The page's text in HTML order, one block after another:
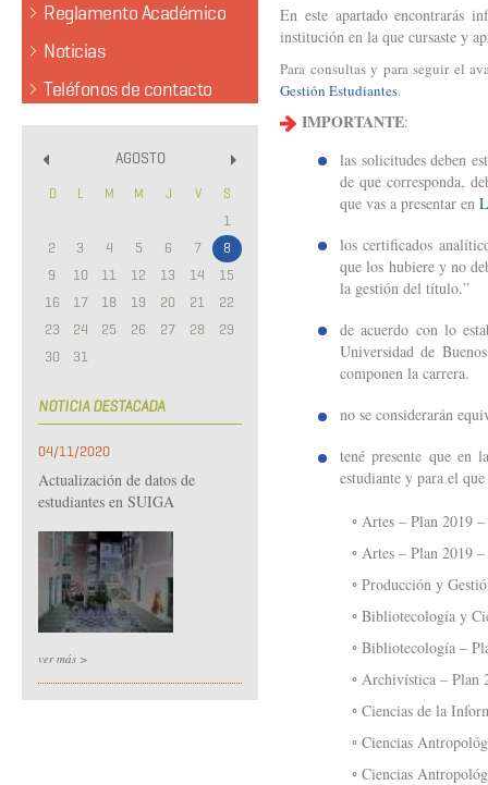
Reglamento Académico
Noticias
Teléfonos de contacto
AGOSTO
D L M M J V S
1
2
3 4 5 6 7
8
9
10 11 12 13 14
15
16
17 18 19 20 21
22
23
24 25 26 27 28
29
30
31
NOTICIA DESTACADA
04/11/2020
Actualización de datos de
estudiantes en SUIGA
ver más >
En este apartado encontrarás
institución en la que cursaste y
Para consultas y para seguir el
Gestión Estudiantes.
IMPORTANTE:
las solicitudes deben
de que corresponda,
que vas a presentar en
los certificados
que los hubiere y no
la gestión del título.”
de acuerdo con lo
Universidad de
componen la carrera.
no se considerarán
tené presente que en
estudiante y para el
◦ Artes – Plan 2019 –
◦ Artes – Plan 2019 –
◦ Producción y Gestión
◦ Bibliotecología y
◦ Bibliotecología –
◦ Archivística – Plan
◦ Ciencias de la
◦ Ciencias
◦ Ciencias